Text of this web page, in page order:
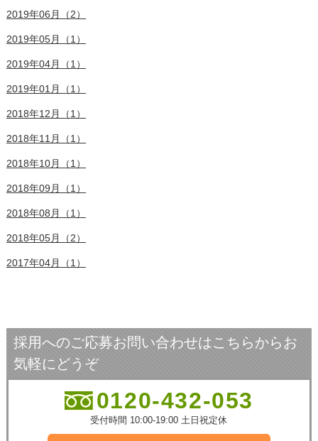
2019年06月（2）
2019年05月（1）
2019年04月（1）
2019年01月（1）
2018年12月（1）
2018年11月（1）
2018年10月（1）
2018年09月（1）
2018年08月（1）
2018年05月（2）
2017年04月（1）
採用へのご応募お問い合わせはこちらからお
気軽にどうぞ
0120-432-053
受付時間 10:00-19:00 土日祝定休